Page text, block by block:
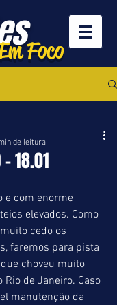
Foco
- 18.01
de leitura
e com enorme
elevados. Como
cedo os
faremos para pista
choveu muito
de Janeiro. Caso
manutenção da